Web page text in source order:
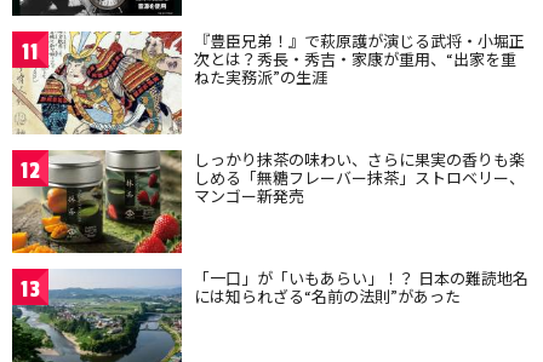
11 『豊臣兄弟！』で萩原護が演じる武将・小堀正
次とは？秀長・秀吉・家康が重用、“出家を重
ねた実務派”の生涯
12 しっかり抹茶の味わい、さらに果実の香りも楽
しめる「無糖フレーバー抹茶」ストロベリー、
マンゴー新発売
13 「一口」が「いもあらい」！？ 日本の難読地名
には知られざる“名前の法則”があった